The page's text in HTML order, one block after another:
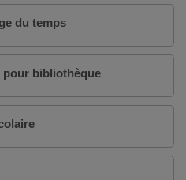
du temps
bibliothèque